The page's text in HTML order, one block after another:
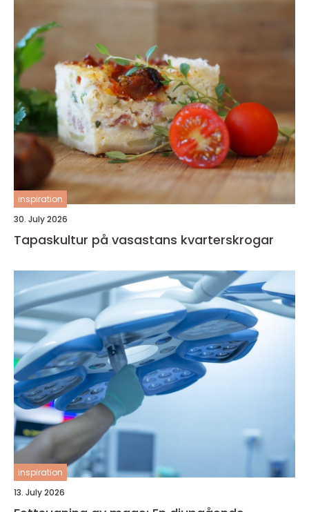
inspiration
30. July 2026
Tapaskultur på vasastans kvarterskrogar
inspiration
13. July 2026